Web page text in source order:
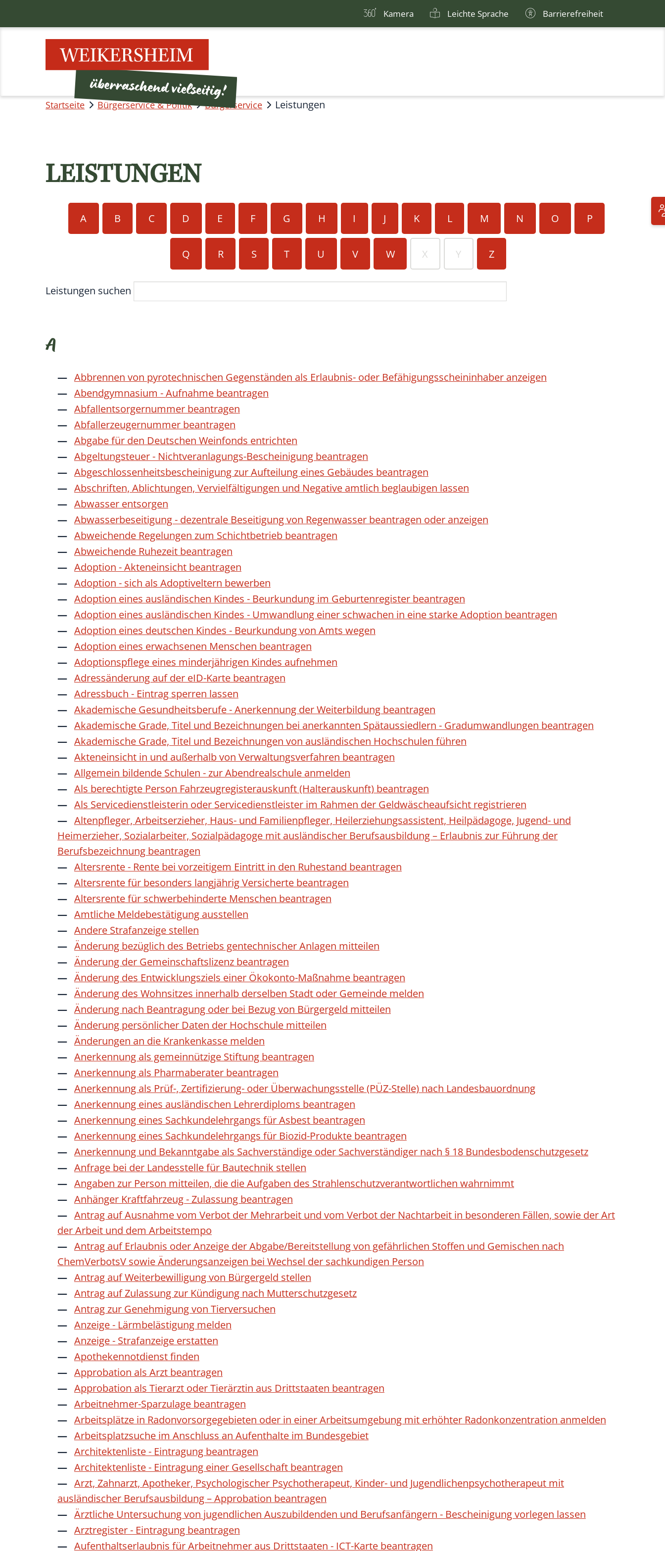
Kamera Leichte Sprache Barrierefreiheit
Startseite Bürgerservice & Politik Bürgerservice Leistungen
LEISTUNGEN
A B C D E F G H I J K L M N O P
Q R S T U V W X Y Z
Leistungen suchen
A
Abbrennen von pyrotechnischen Gegenständen als Erlaubnis- oder Befähigungsscheininhaber anzeigen
Abendgymnasium - Aufnahme beantragen
Abfallentsorgernummer beantragen
Abfallerzeugernummer beantragen
Abgabe für den Deutschen Weinfonds entrichten
Abgeltungsteuer - Nichtveranlagungs-Bescheinigung beantragen
Abgeschlossenheitsbescheinigung zur Aufteilung eines Gebäudes beantragen
Abschriften, Ablichtungen, Vervielfältigungen und Negative amtlich beglaubigen lassen
Abwasser entsorgen
Abwasserbeseitigung - dezentrale Beseitigung von Regenwasser beantragen oder anzeigen
Abweichende Regelungen zum Schichtbetrieb beantragen
Abweichende Ruhezeit beantragen
Adoption - Akteneinsicht beantragen
Adoption - sich als Adoptiveltern bewerben
Adoption eines ausländischen Kindes - Beurkundung im Geburtenregister beantragen
Adoption eines ausländischen Kindes - Umwandlung einer schwachen in eine starke Adoption beantragen
Adoption eines deutschen Kindes - Beurkundung von Amts wegen
Adoption eines erwachsenen Menschen beantragen
Adoptionspflege eines minderjährigen Kindes aufnehmen
Adressänderung auf der eID-Karte beantragen
Adressbuch - Eintrag sperren lassen
Akademische Gesundheitsberufe - Anerkennung der Weiterbildung beantragen
Akademische Grade, Titel und Bezeichnungen bei anerkannten Spätaussiedlern - Gradumwandlungen beantragen
Akademische Grade, Titel und Bezeichnungen von ausländischen Hochschulen führen
Akteneinsicht in und außerhalb von Verwaltungsverfahren beantragen
Allgemein bildende Schulen - zur Abendrealschule anmelden
Als berechtigte Person Fahrzeugregisterauskunft (Halterauskunft) beantragen
Als Servicedienstleisterin oder Servicedienstleister im Rahmen der Geldwäscheaufsicht registrieren
Altenpfleger, Arbeitserzieher, Haus- und Familienpfleger, Heilerziehungsassistent, Heilpädagoge, Jugend- und
Heimerzieher, Sozialarbeiter, Sozialpädagoge mit ausländischer Berufsausbildung – Erlaubnis zur Führung der
Berufsbezeichnung beantragen
Altersrente - Rente bei vorzeitigem Eintritt in den Ruhestand beantragen
Altersrente für besonders langjährig Versicherte beantragen
Altersrente für schwerbehinderte Menschen beantragen
Amtliche Meldebestätigung ausstellen
Andere Strafanzeige stellen
Änderung bezüglich des Betriebs gentechnischer Anlagen mitteilen
Änderung der Gemeinschaftslizenz beantragen
Änderung des Entwicklungsziels einer Ökokonto-Maßnahme beantragen
Änderung des Wohnsitzes innerhalb derselben Stadt oder Gemeinde melden
Änderung nach Beantragung oder bei Bezug von Bürgergeld mitteilen
Änderung persönlicher Daten der Hochschule mitteilen
Änderungen an die Krankenkasse melden
Anerkennung als gemeinnützige Stiftung beantragen
Anerkennung als Pharmaberater beantragen
Anerkennung als Prüf-, Zertifizierung- oder Überwachungsstelle (PÜZ-Stelle) nach Landesbauordnung
Anerkennung eines ausländischen Lehrerdiploms beantragen
Anerkennung eines Sachkundelehrgangs für Asbest beantragen
Anerkennung eines Sachkundelehrgangs für Biozid-Produkte beantragen
Anerkennung und Bekanntgabe als Sachverständige oder Sachverständiger nach § 18 Bundesbodenschutzgesetz
Anfrage bei der Landesstelle für Bautechnik stellen
Angaben zur Person mitteilen, die die Aufgaben des Strahlenschutzverantwortlichen wahrnimmt
Anhänger Kraftfahrzeug - Zulassung beantragen
Antrag auf Ausnahme vom Verbot der Mehrarbeit und vom Verbot der Nachtarbeit in besonderen Fällen, sowie der Art
der Arbeit und dem Arbeitstempo
Antrag auf Erlaubnis oder Anzeige der Abgabe/Bereitstellung von gefährlichen Stoffen und Gemischen nach
ChemVerbotsV sowie Änderungsanzeigen bei Wechsel der sachkundigen Person
Antrag auf Weiterbewilligung von Bürgergeld stellen
Antrag auf Zulassung zur Kündigung nach Mutterschutzgesetz
Antrag zur Genehmigung von Tierversuchen
Anzeige - Lärmbelästigung melden
Anzeige - Strafanzeige erstatten
Apothekennotdienst finden
Approbation als Arzt beantragen
Approbation als Tierarzt oder Tierärztin aus Drittstaaten beantragen
Arbeitnehmer-Sparzulage beantragen
Arbeitsplätze in Radonvorsorgegebieten oder in einer Arbeitsumgebung mit erhöhter Radonkonzentration anmelden
Arbeitsplatzsuche im Anschluss an Aufenthalte im Bundesgebiet
Architektenliste - Eintragung beantragen
Architektenliste - Eintragung einer Gesellschaft beantragen
Arzt, Zahnarzt, Apotheker, Psychologischer Psychotherapeut, Kinder- und Jugendlichenpsychotherapeut mit
ausländischer Berufsausbildung – Approbation beantragen
Ärztliche Untersuchung von jugendlichen Auszubildenden und Berufsanfängern - Bescheinigung vorlegen lassen
Arztregister - Eintragung beantragen
Aufenthaltserlaubnis für Arbeitnehmer aus Drittstaaten - ICT-Karte beantragen